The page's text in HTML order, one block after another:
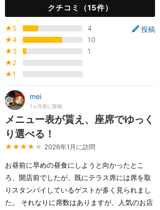
クチコミ（15件）
投稿
★5
4
★4
10
★3
1
★2
★1
mei
1ヵ月前に投稿
メニュー表が貰え、座席でゆっく
り選べる！
★★★★ ★ 2026年1月に訪問
お昼前に早めの昼食にしようと向かったとこ
ろ、開店前でしたが、既にテラス席には席を取
りスタンバイしているゲストが多く見られまし
た。 それなりに席数はありますが、人気のお店